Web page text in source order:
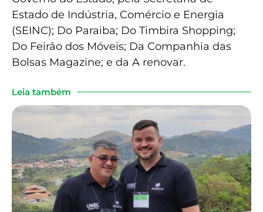
Estado de Indústria, Comércio e Energia
(SEINC); Do Paraiba; Do Timbira Shopping;
Do Feirão dos Móveis; Da Companhia das
Bolsas Magazine; e da A renovar.
Leia também